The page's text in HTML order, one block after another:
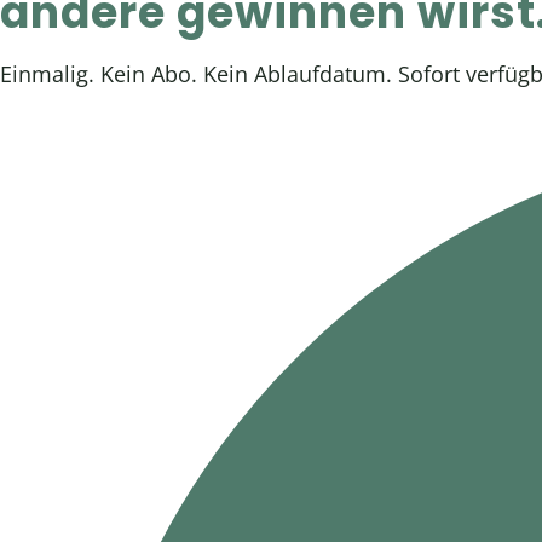
andere gewinnen
Einmalig. Kein Abo. Kein Ablaufdatum. Sofort